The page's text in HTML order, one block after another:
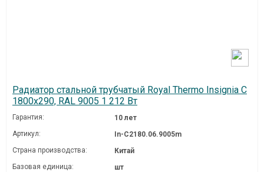
Радиатор стальной трубчатый Royal Thermo Insignia C
1800x290, RAL 9005 1 212 Вт
Гарантия:
10 лет
Артикул:
In-C2180.06.9005m
Страна производства:
Китай
Базовая единица:
шт